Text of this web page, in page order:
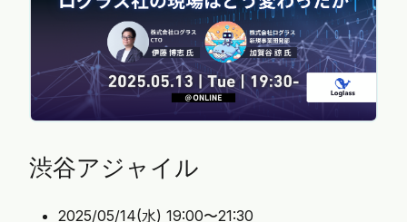
フォーカスします。 （ ChatGPT, Claude,
Gemini,Cur…
渋谷アジャイル
2025/05/14(水) 19:00〜21:30